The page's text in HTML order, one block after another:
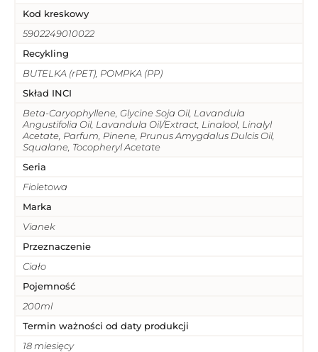
Kod kreskowy
5902249010022
Recykling
BUTELKA (rPET), POMPKA (PP)
Skład INCI
Beta-Caryophyllene, Glycine Soja Oil, Lavandula
Angustifolia Oil, Lavandula Oil/Extract, Linalool, Linalyl
Acetate, Parfum, Pinene, Prunus Amygdalus Dulcis Oil,
Squalane, Tocopheryl Acetate
Seria
Fioletowa
Marka
Vianek
Przeznaczenie
Ciało
Pojemność
200ml
Termin ważności od daty produkcji
18 miesięcy